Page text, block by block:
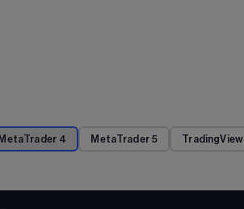
4 MetaTrader 5 TradingView